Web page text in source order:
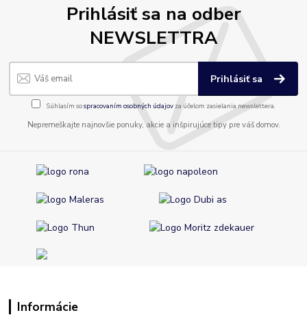
Prihlásiť sa na odber
NEWSLETTRA
Prihlásiť sa
Súhlasím sospracovaním osobných údajov za účelom zasielania newslettera.
Nepremeškajte najnovšie ponuky, akcie a inšpirujúce tipy pre váš domov.
Informácie